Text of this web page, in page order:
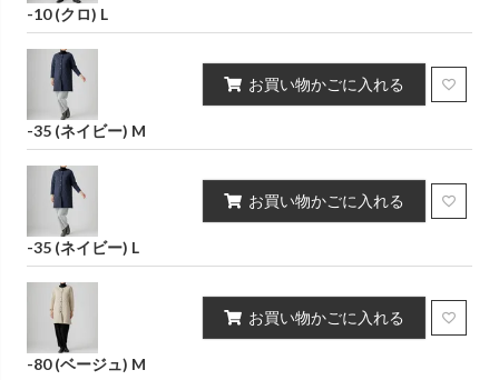
-10 (クロ) L
-35 (ネイビー) M
お買い物かごに入れる
-35 (ネイビー) L
お買い物かごに入れる
-80 (ベージュ) M
お買い物かごに入れる